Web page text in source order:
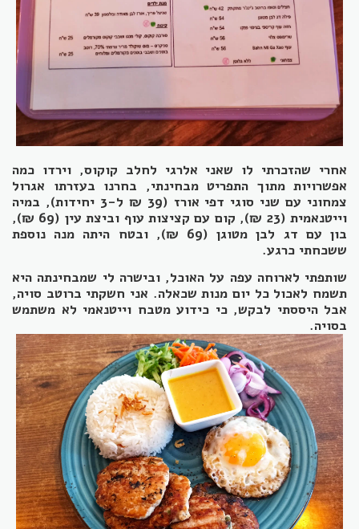
אחרי שהזכרתי לו שאני אלרגי לחלב קוקוס, וירדו כמה
אפשרויות מתוך התפריט מבחינתי, בחרנו בעזרתו אגרול
צמחוני עם שני סוגי דפי אורז (39 ₪ ל-3 יחידות), במיה
וייטנאמית (23 ₪), קום עם קציצות עוף וביצת עין (69 ₪),
בון עם דג לבן מטוגן (69 ₪), ובטח היתה מנה נוספת
ששכחתי כרגע.
שותפתי לארוחה עפה על האוכל, ובישרה לי שמבחינתה היא
תשמח לאכול כל יום מנות שכאלה. אני חשקתי ברוטב סויה,
אבל היססתי לבקש, כי כידוע מטבח וייטנאמי לא משתמש
בסויה.